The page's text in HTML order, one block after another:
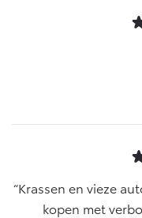
Krassen en vieze
kopen met